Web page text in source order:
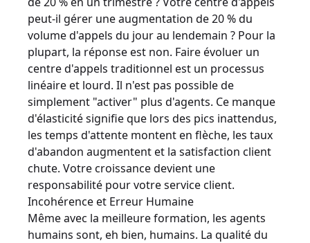
peut-il gérer une augmentation de 20 % du
volume d'appels du jour au lendemain ? Pour la
plupart, la réponse est non. Faire évoluer un
centre d'appels traditionnel est un processus
linéaire et lourd. Il n'est pas possible de
simplement "activer" plus d'agents. Ce manque
d'élasticité signifie que lors des pics inattendus,
les temps d'attente montent en flèche, les taux
d'abandon augmentent et la satisfaction client
chute. Votre croissance devient une
responsabilité pour votre service client.
Incohérence et Erreur Humaine
Même avec la meilleure formation, les agents
humains sont, eh bien, humains. La qualité du